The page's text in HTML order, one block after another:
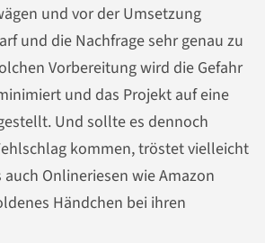
und vor der Umsetzung
und die Nachfrage sehr genau zu
Vorbereitung wird die Gefahr
und das Projekt auf eine
Und sollte es dennoch
kommen, tröstet vielleicht
auch Onlineriesen wie Amazon
Händchen bei ihren